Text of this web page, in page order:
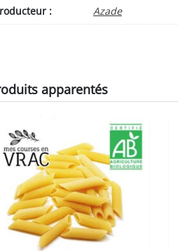
: Azade
apparentés